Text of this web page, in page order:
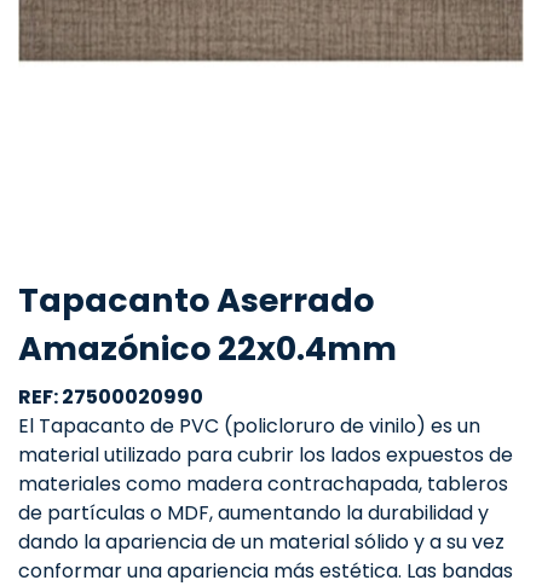
Tapacanto Aserrado
Amazónico 22x0.4mm
REF: 27500020990
El Tapacanto de PVC (policloruro de vinilo) es un
material utilizado para cubrir los lados expuestos de
materiales como madera contrachapada, tableros
de partículas o MDF, aumentando la durabilidad y
dando la apariencia de un material sólido y a su vez
conformar una apariencia más estética. Las bandas